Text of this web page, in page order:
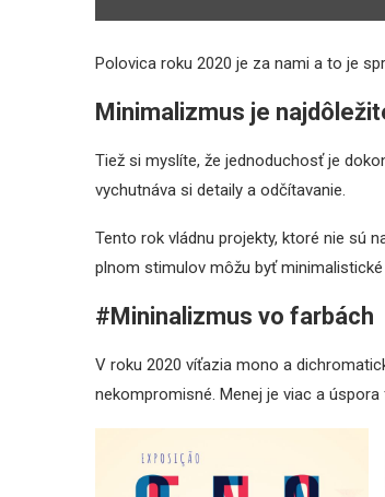
Polovica roku 2020 je za nami a to je
Minimalizmus je
Tiež si myslíte, že jednoduchosť je
vychutnáva si detaily a odčítavanie.
Tento rok vládnu projekty, ktoré nie sú
plnom stimulov môžu byť
#Mininalizmus vo farbách
V roku 2020 víťazia mono a
nekompromisné. Menej je viac a